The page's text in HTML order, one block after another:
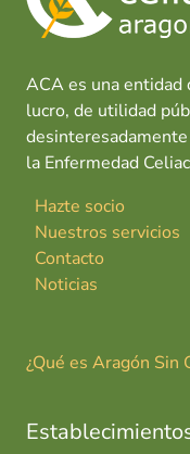
ACA es una
lucro, de utilidad
la Enfermedad
Hazte socio
Nuestros servicios
Contacto
Noticias
¿Qué es Aragón Sin